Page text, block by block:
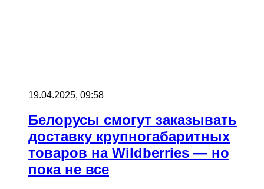
19.04.2025, 09:58
Белорусы смогут заказывать
доставку крупногабаритных
товаров на Wildberries — но
пока не все